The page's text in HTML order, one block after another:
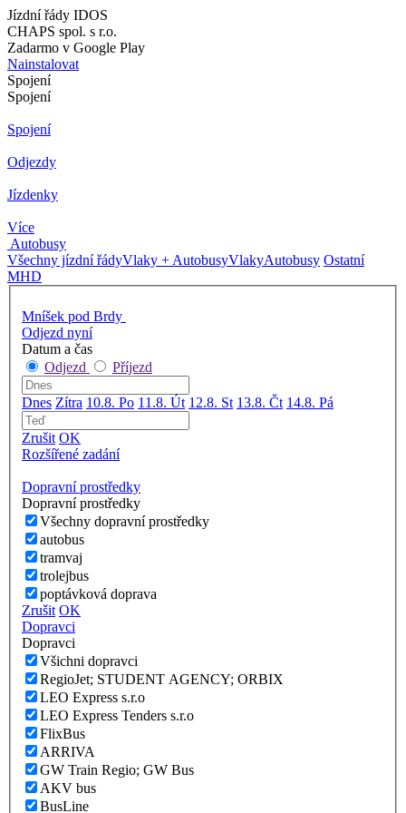
Jízdní řády IDOS
CHAPS spol. s r.o.
Zadarmo v Google Play
Nainstalovat
Spojení
Spojení
Spojení
Odjezdy
Jízdenky
Více
Autobusy
Všechny jízdní řádyVlaky + AutobusyVlakyAutobusy Ostatní
MHD
Mníšek pod Brdy
Odjezd nyní
Datum a čas
Odjezd
Příjezd
Dnes Zítra 10.8. Po 11.8. Út 12.8. St 13.8. Čt 14.8. Pá
Zrušit OK
Rozšířené zadání
Dopravní prostředky
Dopravní prostředky
Všechny dopravní prostředky
autobus
tramvaj
trolejbus
poptávková doprava
Zrušit OK
Dopravci
Dopravci
Všichni dopravci
RegioJet; STUDENT AGENCY; ORBIX
LEO Express s.r.o
LEO Express Tenders s.r.o
FlixBus
ARRIVA
GW Train Regio; GW Bus
AKV bus
BusLine